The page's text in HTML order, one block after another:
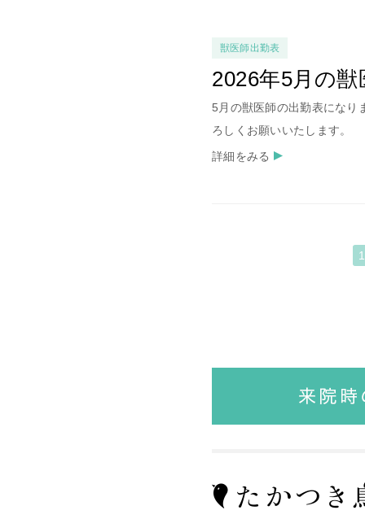
獣医師出勤表
2026年5月の
5月の獣医師の出勤表になり
ろしくお願いいたします。
詳細をみる
1